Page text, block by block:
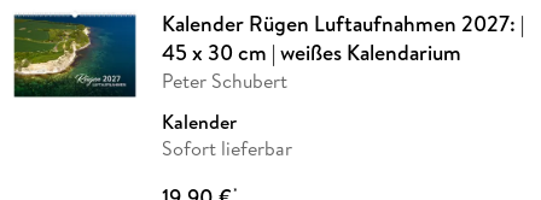
Kalender Rügen Luftaufnahmen 2027: |
45 x 30 cm | weißes Kalendarium
Peter Schubert
Kalender
Sofort lieferbar
*